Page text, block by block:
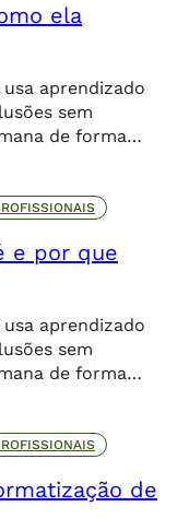
ela
aprendizado
sem
de forma
e por que
aprendizado
sem
de forma
de